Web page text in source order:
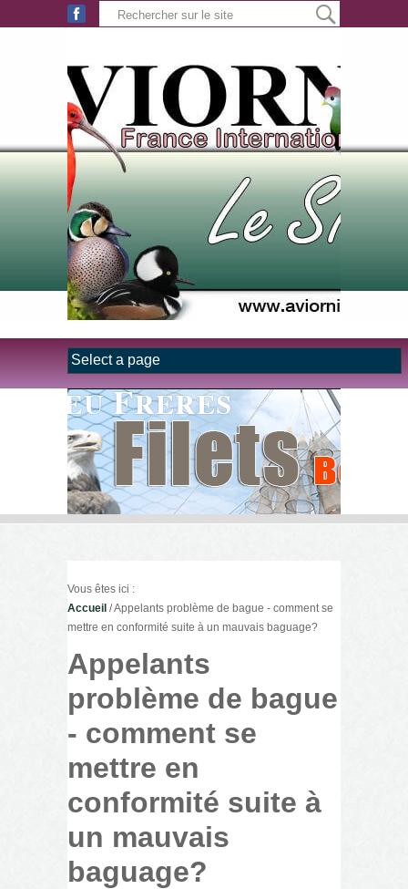
Aller au contenu principal
Vous êtes ici :
Accueil / Appelants problème de bague - comment se
mettre en conformité suite à un mauvais baguage?
Appelants
problème de bague
- comment se
mettre en
conformité suite à
un mauvais
baguage?